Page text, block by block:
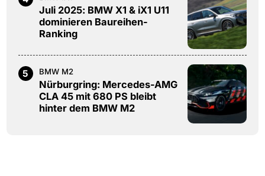
Juli 2025: BMW X1 & iX1 U11
dominieren Baureihen-
Ranking
5 BMW M2
Nürburgring: Mercedes-AMG
CLA 45 mit 680 PS bleibt
hinter dem BMW M2